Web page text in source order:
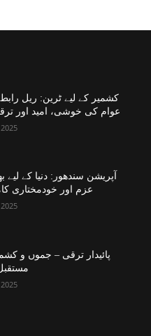
کشمیر کے لیے ٹرین: ریل
عوام کی خوشی، امید اور
آپریشن سندھور: دنیا کے لیے
عزم اور خودمختاری
پائیدار ترقی – جموں و